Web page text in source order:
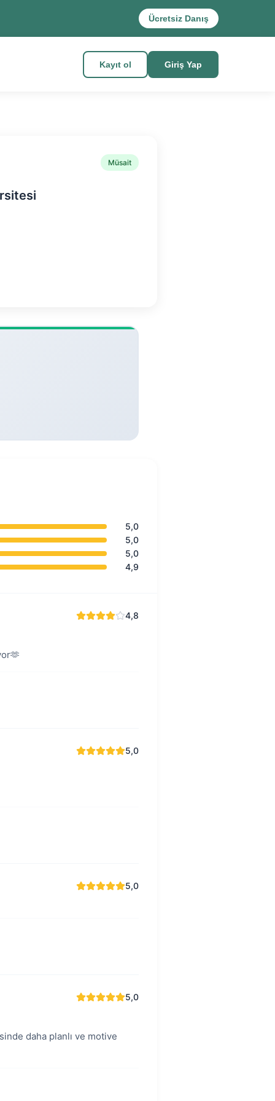
Ücretsiz Danış
Kayıt ol Giriş Yap
Müsait
5,0
5,0
5,0
4,9
4,8
5,0
5,0
5,0
daha planlı ve motive